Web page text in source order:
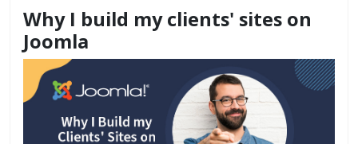
Why I build my clients' sites on
Joomla